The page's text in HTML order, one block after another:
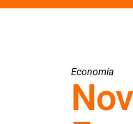
Economia